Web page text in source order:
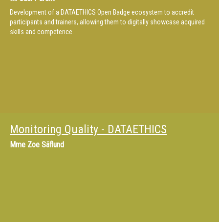
Development of a DATAETHICS Open Badge ecosystem to accredit
participants and trainers, allowing them to digitally showcase acquired
skills and competence.
Monitoring Quality - DATAETHICS
Mme Zoe Säflund